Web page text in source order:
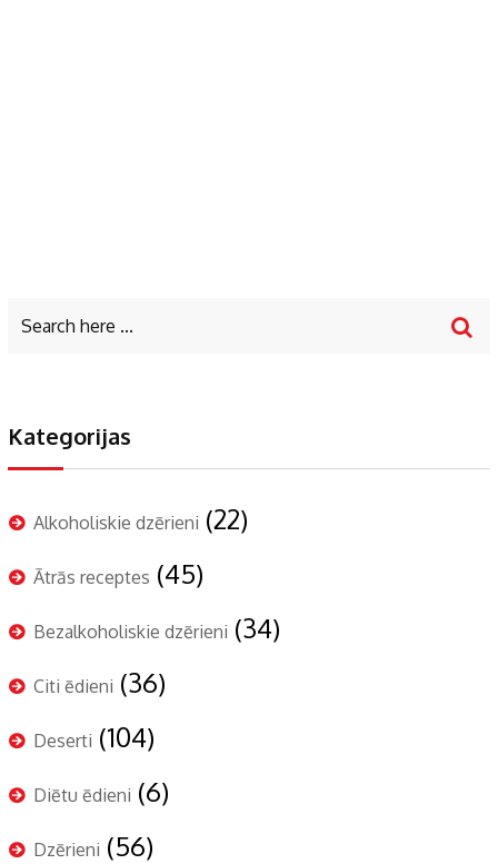
Kategorijas
Alkoholiskie dzērieni (22)
Ātrās receptes (45)
Bezalkoholiskie dzērieni (34)
Citi ēdieni (36)
Deserti (104)
Diētu ēdieni (6)
Dzērieni (56)